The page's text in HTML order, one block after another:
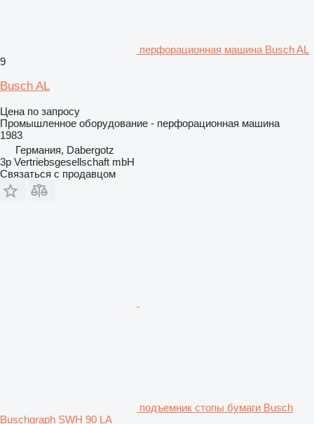
перфорационная машина Busch AL
9
Busch AL
Цена по запросу
Промышленное оборудование - перфорационная машина
1983
Германия, Dabergotz
3p Vertriebsgesellschaft mbH
Связаться с продавцом
подъемник стопы бумаги Busch
Buschgraph SWH 90 LA